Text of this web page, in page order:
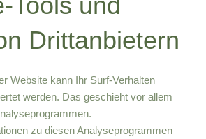
Dritt­anbietern
Website kann Ihr Surf-Verhalten
werden. Das geschieht vor allem
zu diesen Analyseprogrammen